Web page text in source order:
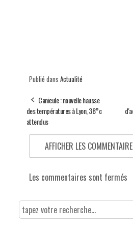
Publié dans Actualité
Canicule : nouvelle hausse
des températures à Lyon, 38°c
attendus
AFFICHER LES
Les commentaires sont fermés